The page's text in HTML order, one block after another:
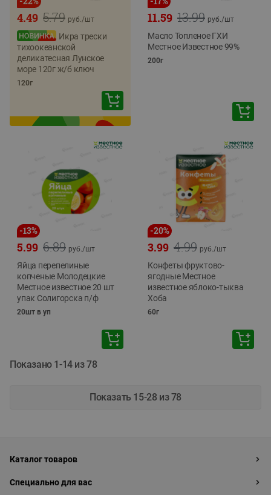
5.79
4.49 руб./шт
Икра трески
тихоокеанской
деликатесная Лунское
море 120г ж/б ключ
120г
13.99
11.59 руб./шт
Масло Топленое ГХИ
Местное Известное 99%
200г
-13%
6.89
5.99 руб./шт
Яйца перепелиные
копченые Молодецкие
Местное известное 20 шт
упак Солигорска п/ф
20шт в уп
-20%
4.99
3.99 руб./шт
Конфеты фруктово-
ягодные Местное
известное яблоко-тыква
Хоба
60г
Показано 1-14 из 78
Показать 15-28 из 78
Каталог товаров
Специально для вас